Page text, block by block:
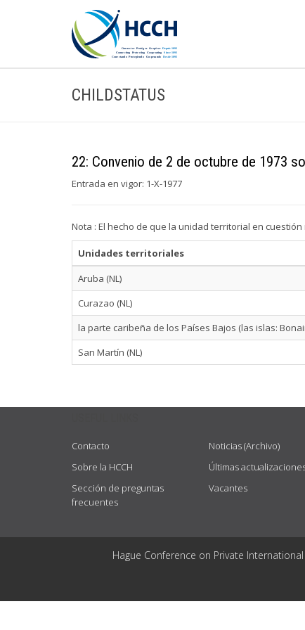
CHILDSTATUS
22: Convenio de 2 de octubre de 1973
Entrada en vigor: 1-X-1977
Nota : El hecho de que la unidad territorial en
Unidades territoriales
Aruba (NL)
Curazao (NL)
la parte caribeña de los Países Bajos (las islas:
San Martín (NL)
Contacto
Sobre la HCCH
Sección de preguntas
frecuentes
Noticias (Archivo)
Últimas
Vacantes
Hague Conference on Private